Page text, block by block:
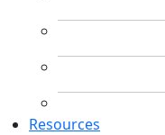
Resources